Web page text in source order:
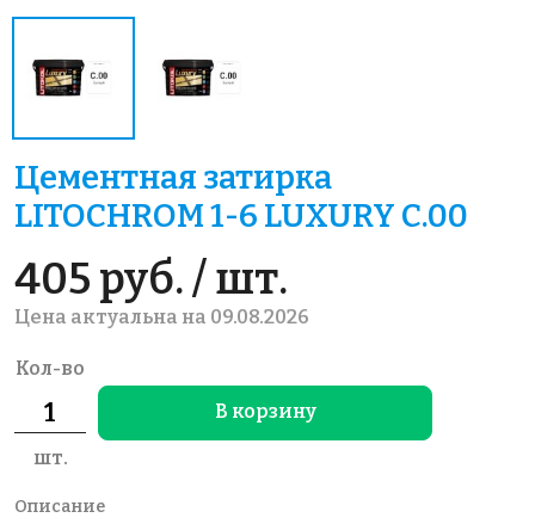
Цементная затирка
LITOCHROM 1-6 LUXURY C.00
405 руб. / шт.
Цена актуальна на 09.08.2026
Кол-во
шт.
В корзину
Описание